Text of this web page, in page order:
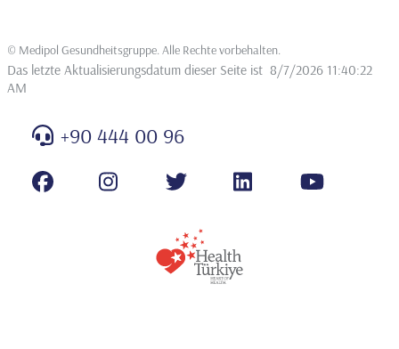
© Medipol Gesundheitsgruppe. Alle Rechte vorbehalten
Das letzte Aktualisierungsdatum dieser Seite ist 8/7/2026 11:40:22
AM
+90 444 00 96